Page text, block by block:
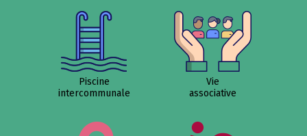
Piscine
intercommunale
Vie
associative